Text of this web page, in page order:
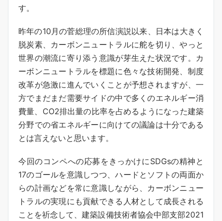
す。
昨年の10月の菅総理の所信演説以来、日本は大きく
脱炭素、カーボンニュートラルに舵を切り、やっと
世界の潮流に寄り添う意識が芽生えた状況です。カ
ーボンニュートラルを標題に色々な技術開発、制度
改革が急激に進んでいくことが予想されますが、一
方でまだまだ需要サイドの中で多くのエネルギー消
費量、CO2排出量の比率を占めるようになった建築
分野での省エネルギーに向けての議論は十分である
とは言えないと思います。
今回のコンペへの応募をきっかけにSDGsの精神と
17のゴールを意識しつつ、ハードとソフトの両面か
らの計画などを常に意識しながら、カーボンニュー
トラルの実現にも貢献できる人材として成長される
ことを祈念して、建築設備技術者協会中部支部2021